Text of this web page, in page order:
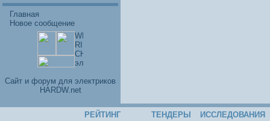
Главная
Новое сообщение
Cайт и форум для электриков
HARDW.net
РЕЙТИНГ ТЕНДЕРЫ ИССЛЕДОВАНИЯ